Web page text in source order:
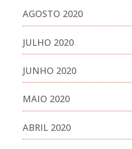
AGOSTO 2020
JULHO 2020
JUNHO 2020
MAIO 2020
ABRIL 2020